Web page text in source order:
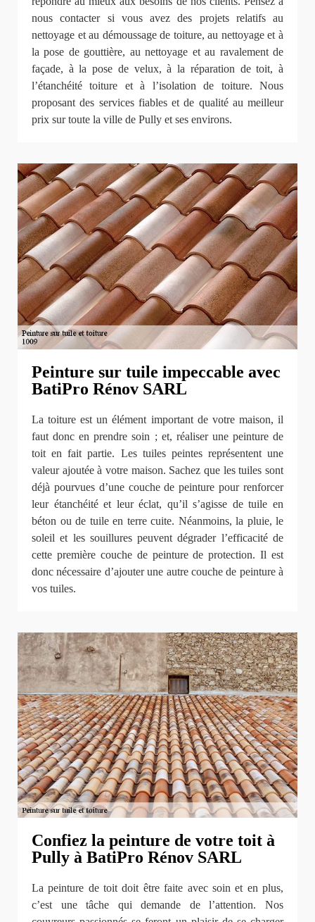
nous contacter si vous avez des projets relatifs au
nettoyage et au démoussage de toiture, au nettoyage et à
la pose de gouttière, au nettoyage et au ravalement de
façade, à la pose de velux, à la réparation de toit, à
l’étanchéité toiture et à l’isolation de toiture. Nous
proposant des services fiables et de qualité au meilleur
prix sur toute la ville de Pully et ses environs.
Peinture sur tuile impeccable avec
BatiPro Rénov SARL
La toiture est un élément important de votre maison, il
faut donc en prendre soin ; et, réaliser une peinture de
toit en fait partie. Les tuiles peintes représentent une
valeur ajoutée à votre maison. Sachez que les tuiles sont
déjà pourvues d’une couche de peinture pour renforcer
leur étanchéité et leur éclat, qu’il s’agisse de tuile en
béton ou de tuile en terre cuite. Néanmoins, la pluie, le
soleil et les souillures peuvent dégrader l’efficacité de
cette première couche de peinture de protection. Il est
donc nécessaire d’ajouter une autre couche de peinture à
vos tuiles.
Confiez la peinture de votre toit à
Pully à BatiPro Rénov SARL
La peinture de toit doit être faite avec soin et en plus,
c’est une tâche qui demande de l’attention. Nos